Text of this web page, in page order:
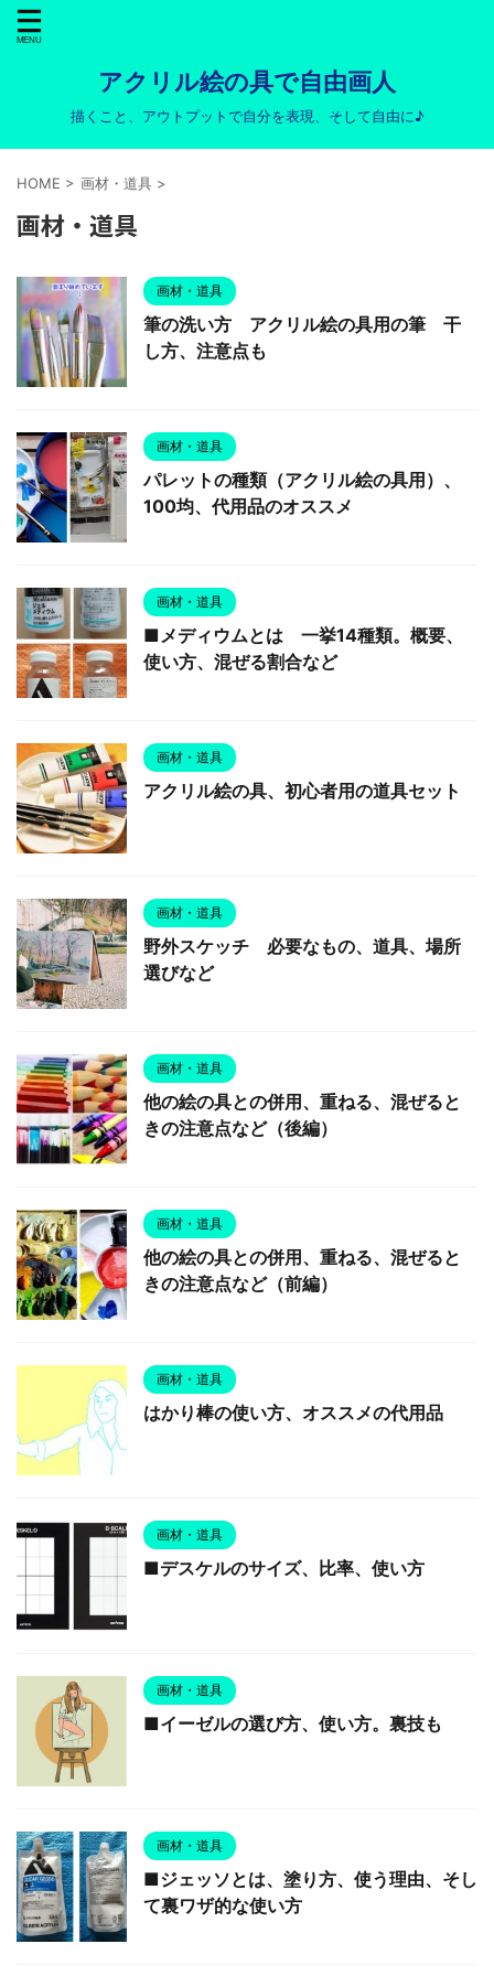
アクリル絵の具で自由画人
描くこと、アウトプットで自分を表現、そして自由に♪
HOME > 画材・道具 >
画材・道具
画材・道具
筆の洗い方 アクリル絵の具用の筆 干
し方、注意点も
画材・道具
パレットの種類（アクリル絵の具用）、
100均、代用品のオススメ
画材・道具
■メディウムとは 一挙14種類。概要、
使い方、混ぜる割合など
画材・道具
アクリル絵の具、初心者用の道具セット
画材・道具
野外スケッチ 必要なもの、道具、場所
選びなど
画材・道具
他の絵の具との併用、重ねる、混ぜると
きの注意点など（後編）
画材・道具
他の絵の具との併用、重ねる、混ぜると
きの注意点など（前編）
画材・道具
はかり棒の使い方、オススメの代用品
画材・道具
■デスケルのサイズ、比率、使い方
画材・道具
■イーゼルの選び方、使い方。裏技も
画材・道具
■ジェッソとは、塗り方、使う理由、そし
て裏ワザ的な使い方